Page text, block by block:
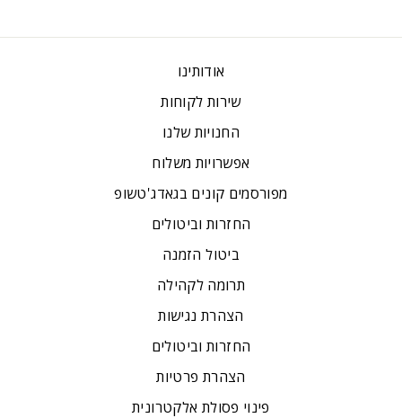
אודותינו
שירות לקוחות
החנויות שלנו
אפשרויות משלוח
מפורסמים קונים בגאדג'טשופ
החזרות וביטולים
ביטול הזמנה
תרומה לקהילה
הצהרת נגישות
החזרות וביטולים
הצהרת פרטיות
פינוי פסולת אלקטרונית